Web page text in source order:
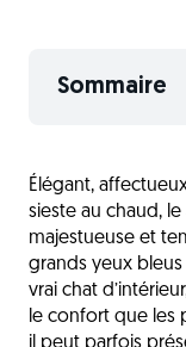
Sommaire
Les besoins
Les sensibilités
Comment
Les besoins
Élégant,
sieste au chaud,
majestueuse et
grands yeux
vrai chat
le confort que les